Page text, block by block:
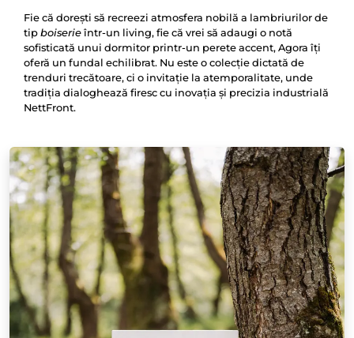
Fie că dorești să recreezi atmosfera nobilă a lambriurilor de
tip boiserie într-un living, fie că vrei să adaugi o notă
sofisticată unui dormitor printr-un perete accent, Agora îți
oferă un fundal echilibrat. Nu este o colecție dictată de
trenduri trecătoare, ci o invitație la atemporalitate, unde
tradiția dialoghează firesc cu inovația și precizia industrială
NettFront.